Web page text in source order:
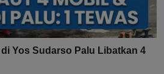
Yos Sudarso Palu Libatkan 4